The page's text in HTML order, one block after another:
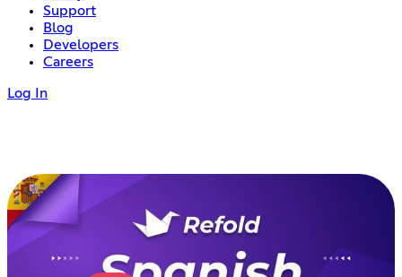
Support
Blog
Developers
Careers
Log In